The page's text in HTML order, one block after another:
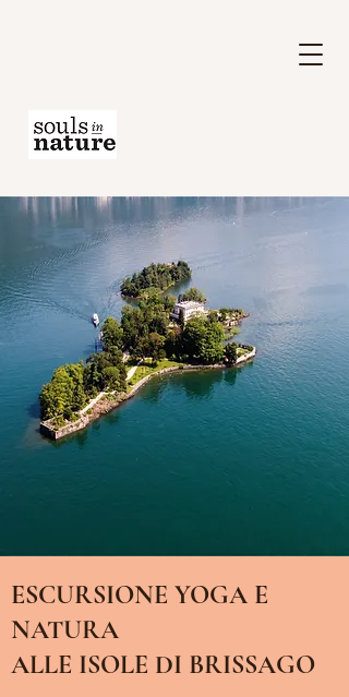
ESCURSIONE YOGA E
NATURA
ALLE ISOLE DI BRISSAGO